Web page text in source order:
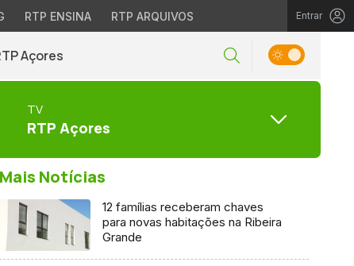
RTP ENSINA RTP ARQUIVOS Entrar
Açores
TV
RTP Açores
Mais Notícias
12 famílias receberam chaves
para novas habitações na Ribeira
Grande